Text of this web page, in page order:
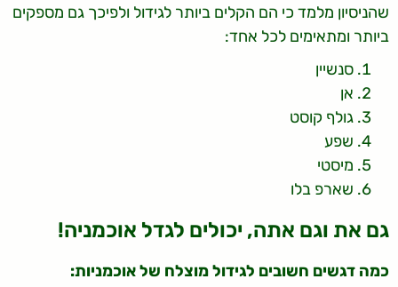
שהניסיון מלמד כי הם הקלים ביותר לגידול ולפיכך גם מספקים
ביותר ומתאימים לכל אחד:
סנשיין
אן
גולף קוסט
שפע
מיסטי
שארפ בלו
גם את וגם אתה, יכולים לגדל אוכמניה!
כמה דגשים חשובים לגידול מוצלח של אוכמניות: